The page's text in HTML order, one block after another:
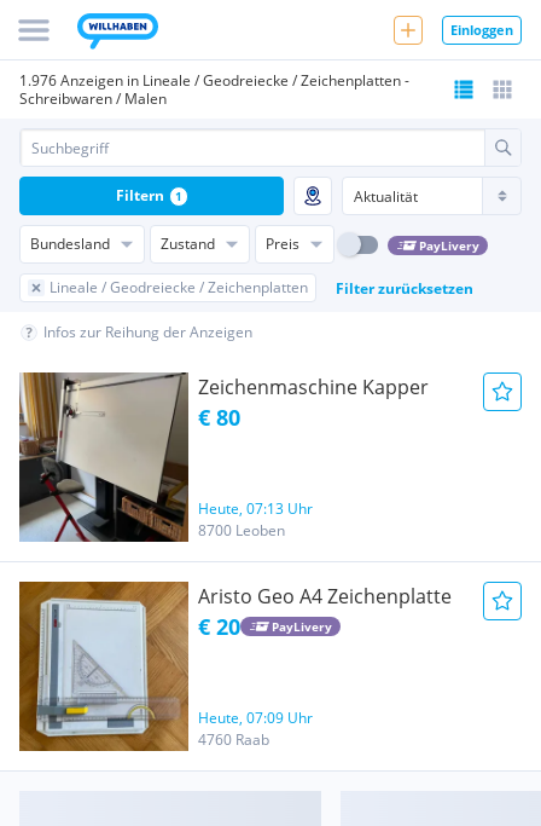
Einloggen
1.976 Anzeigen in Lineale / Geodreiecke / Zeichenplatten -
Schreibwaren / Malen
Bundesland Zustand Preis PayLivery
Lineale / Geodreiecke / Zeichenplatten Filter zurücksetzen
Filtern 1
Infos zur Reihung der Anzeigen
Zeichenmaschine Kapper
€ 80
Heute, 07:13 Uhr
8700 Leoben
Aristo Geo A4 Zeichenplatte
€ 20 PayLivery
Heute, 07:09 Uhr
4760 Raab